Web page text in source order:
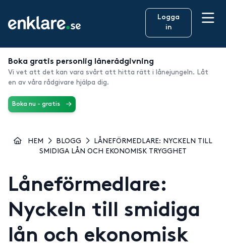
Logga
in
Boka gratis personlig lånerådgivning
Vi vet att det kan vara svårt att hitta rätt i lånejungeln. Låt
en av våra rådgivare hjälpa dig.
Boka nu - gratis
HEM BLOGG
LÅNEFÖRMEDLARE: NYCKELN TILL
SMIDIGA LÅN OCH EKONOMISK TRYGGHET
Låneförmedlare:
Nyckeln till smidiga
lån och ekonomisk